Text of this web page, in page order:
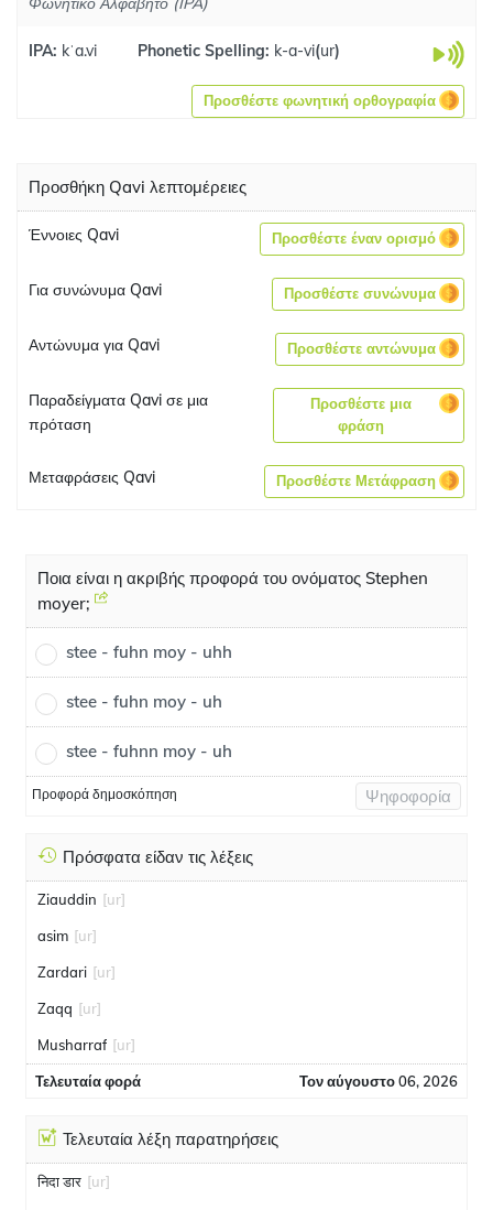
IPA: kˈa.vi Phonetic Spelling: k-a-vi(ur)
Προσθέστε φωνητική ορθογραφία
Προσθήκη Qavi λεπτομέρειες
Έννοιες Qavi Προσθέστε έναν ορισμό
Για συνώνυμα Qavi Προσθέστε συνώνυμα
Αντώνυμα για Qavi Προσθέστε αντώνυμα
Παραδείγματα Qavi σε μια
πρόταση
Προσθέστε μια
φράση
Μεταφράσεις Qavi Προσθέστε Μετάφραση
Ποια είναι η ακριβής προφορά του ονόματος Stephen
moyer;
stee - fuhn moy - uhh
stee - fuhn moy - uh
stee - fuhnn moy - uh
Προφορά δημοσκόπηση Ψηφοφορία
Πρόσφατα είδαν τις λέξεις
Ziauddin [ur]
asim [ur]
Zardari [ur]
Zaqq [ur]
Musharraf [ur]
Τελευταία φορά Τον αύγουστο 06, 2026
Τελευταία λέξη παρατηρήσεις
निदा डार [ur]